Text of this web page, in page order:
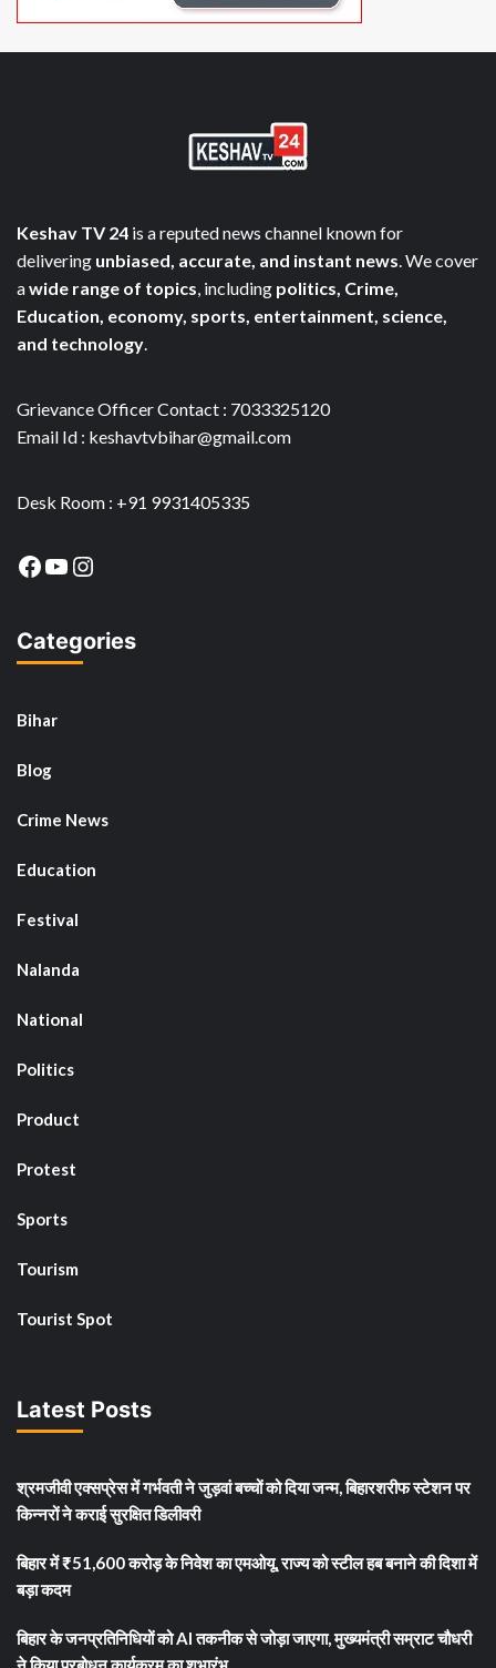
Keshav TV 24 is a reputed news channel known for
delivering unbiased, accurate, and instant news. We cover
awide range of topics, including politics, Crime,
Education, economy, sports, entertainment, science,
and technology.
Grievance Officer Contact : 7033325120
Email Id : keshavtvbihar@gmail.com
Desk Room : +91 9931405335
Facebook
YouTube
Instagram
Categories
Bihar
Blog
Crime News
Education
Festival
Nalanda
National
Politics
Product
Protest
Sports
Tourism
Tourist Spot
Latest Posts
श्रमजीवी एक्सप्रेस में गर्भवती ने जुड़वां बच्चों को दिया जन्म, बिहारशरीफ स्टेशन पर
किन्नरों ने कराई सुरक्षित डिलीवरी
बिहार में ₹51,600 करोड़ के निवेश का एमओयू, राज्य को स्टील हब बनाने की दिशा में
बड़ा कदम
बिहार के जनप्रतिनिधियों को AI तकनीक से जोड़ा जाएगा, मुख्यमंत्री सम्राट चौधरी